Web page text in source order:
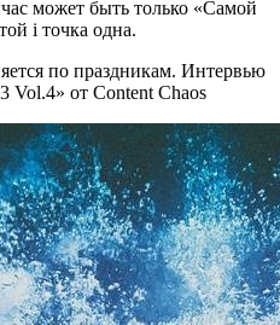
может быть только «Самой
i точка одна.